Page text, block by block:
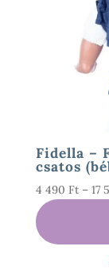
Fidella –
csatos
4 490 Ft – 17